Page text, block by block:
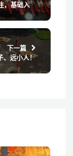
，基础入
下一篇
、远小人！